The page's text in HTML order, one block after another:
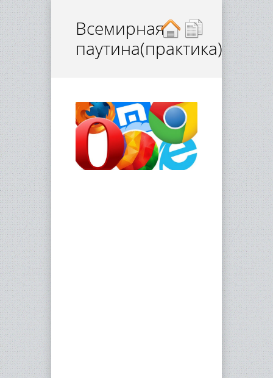
Всемирная
паутина(практика)